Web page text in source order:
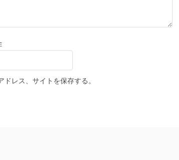
レス、サイトを保存する。